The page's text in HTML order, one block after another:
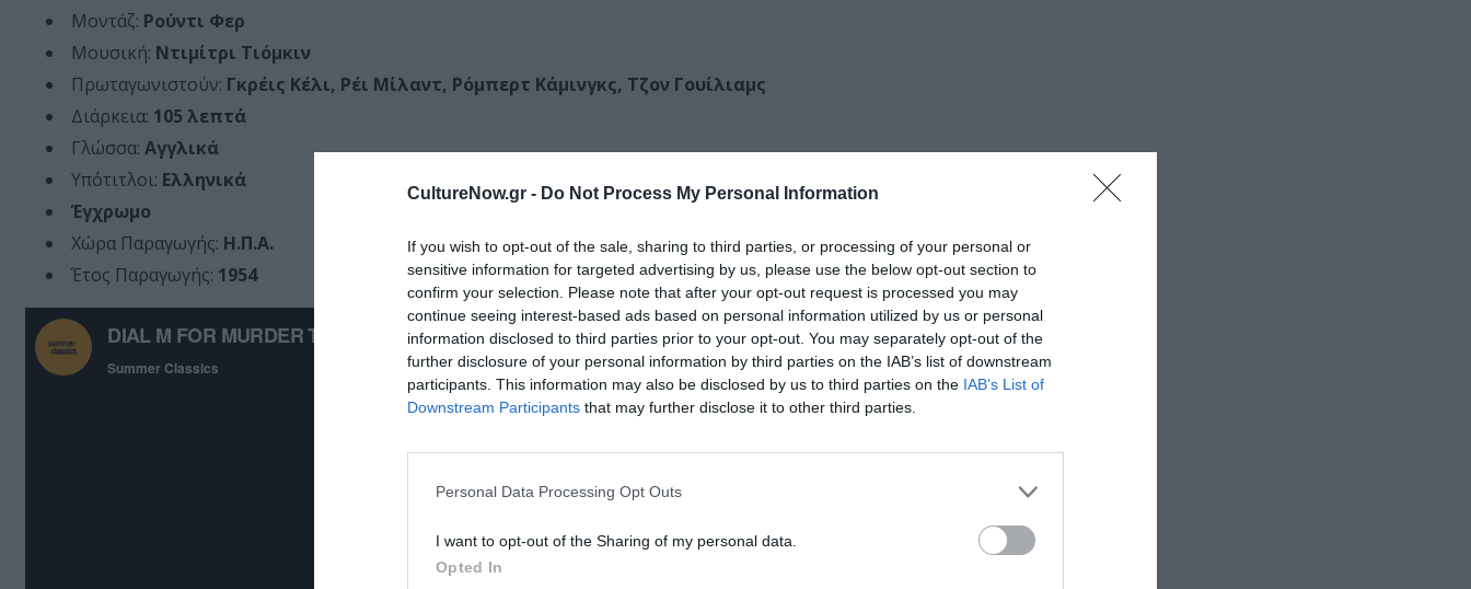
CultureNow.gr - Do Not Process My Personal Information
If you wish to opt-out of the sale, sharing to third parties, or processing of your personal or
sensitive information for targeted advertising by us, please use the below opt-out section to
confirm your selection. Please note that after your opt-out request is processed you may
continue seeing interest-based ads based on personal information utilized by us or personal
information disclosed to third parties prior to your opt-out. You may separately opt-out of the
further disclosure of your personal information by third parties on the IAB’s list of downstream
participants. This information may also be disclosed by us to third parties on the IAB’s List of
Downstream Participants that may further disclose it to other third parties.
Personal Data Processing Opt Outs
I want to opt-out of the Sharing of my personal data.
Opted In
Μοντάζ: Ρούντι Φερ
Μουσική: Ντιμίτρι Τιόμκιν
Πρωταγωνιστούν: Γκρέις Κέλι, Ρέι Μίλαντ, Ρόμπερτ Κάμινγκς, Τζον Γουίλιαμς
Διάρκεια: 105 λεπτά
Γλώσσα: Αγγλικά
Υπότιτλοι: Ελληνικά
Έγχρωμο
Χώρα Παραγωγής: Η.Π.Α.
Έτος Παραγωγής: 1954